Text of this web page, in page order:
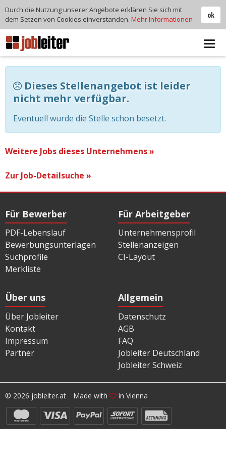
Dieses Stellenangebot ist leider
nicht mehr verfügbar.
Eventuell wurde die Stelle schon besetzt.
Weitere Jobs dieses Unternehmens »
Zur Job-Detailsuche »
Für Bewerber
PDF-Lebenslauf
Bewerbungsunterlagen
Suchprofile
Merkliste
Für Arbeitgeber
Unternehmensprofil
Stellenanzeigen
CI-Layout
Über uns
Über Jobleiter
Kontakt
Impressum
Partner
Allgemein
Datenschutz
AGB
FAQ
Jobleiter Deutschland
Jobleiter Schweiz
© 2026 jobleiter.at Made with in Vienna
ok
Durch die Nutzung unserer Angebote erklären Sie sich mit
dem Setzen von Cookies einverstanden. Mehr Informationen